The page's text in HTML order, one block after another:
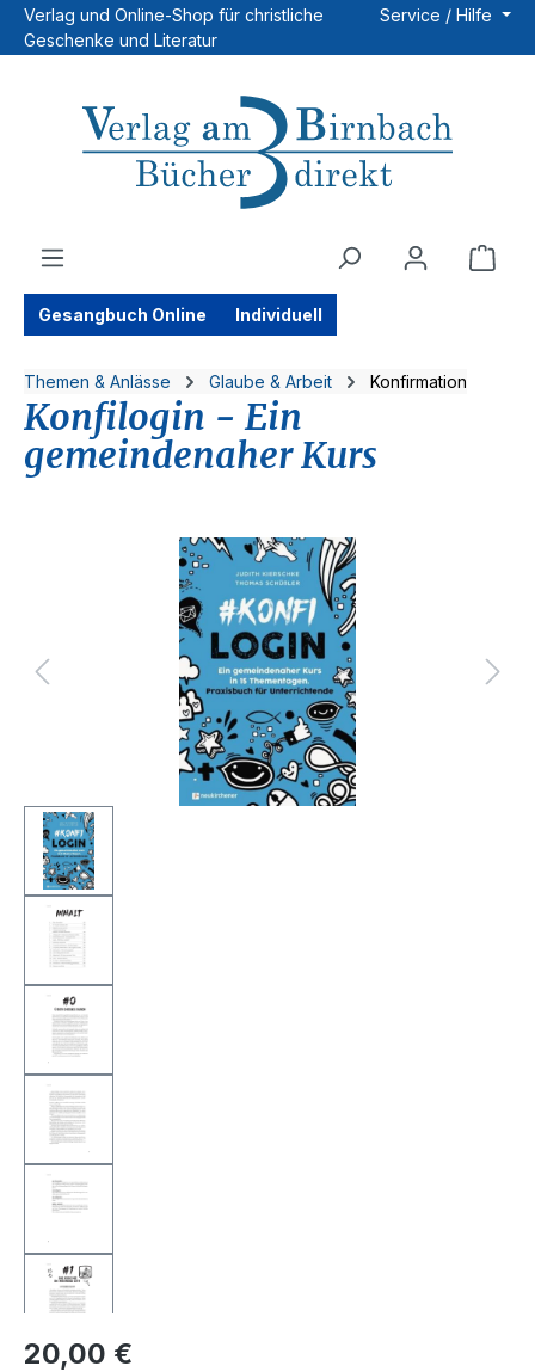
Zum Hauptinhalt springen
Verlag und Online-Shop für christliche
Geschenke und Literatur
Service / Hilfe
Gesangbuch Online Individuell
Themen & Anlässe Glaube & Arbeit Konfirmation
Konfilogin - Ein
gemeindenaher Kurs
Bildergalerie überspringen
Regulärer Preis:
20,00 €